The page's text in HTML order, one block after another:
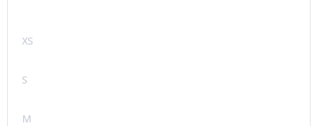
XS
S
M